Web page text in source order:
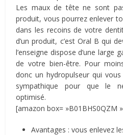
Les maux de tête ne sont
produit, vous pourrez enlever
dans les recoins de votre
d’un produit, c’est Oral B qui
l’enseigne dispose d’une large
de votre bien-être. Pour
donc un hydropulseur qui
sympathique pour que le
optimisé.
[amazon box= »B01BHS0QZM
Avantages : vous enlevez